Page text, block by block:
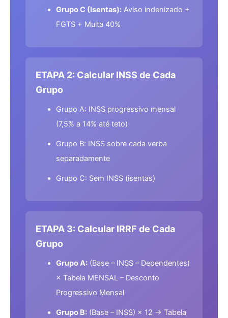
Grupo C (Isentas): Aviso indenizado +
FGTS + Multa 40%
ETAPA 2: Calcular INSS de Cada
Grupo
Grupo A: INSS progressivo mensal
(7,5% a 14% até teto)
Grupo B: INSS sobre cada verba
separadamente
Grupo C: Sem INSS (isentas)
ETAPA 3: Calcular IRRF de Cada
Grupo
Grupo A: (Base – INSS – Dependentes)
× Tabela MENSAL – Desconto
Progressivo Mensal
Grupo B: (Base – INSS) × 12 → Tabela